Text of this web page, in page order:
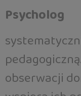
Psycholog
obserwacji